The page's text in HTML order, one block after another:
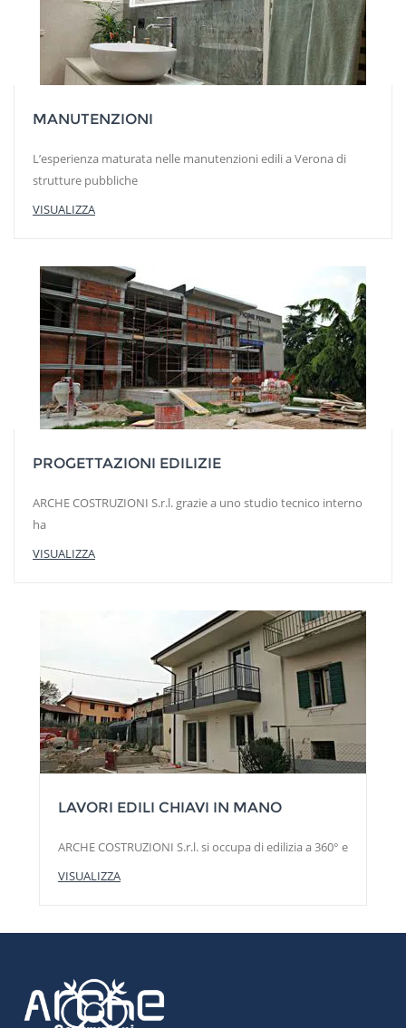
MANUTENZIONI
L’esperienza maturata nelle manutenzioni edili a Verona di
strutture pubbliche
VISUALIZZA
PROGETTAZIONI EDILIZIE
ARCHE COSTRUZIONI S.r.l. grazie a uno studio tecnico interno
ha
VISUALIZZA
LAVORI EDILI CHIAVI IN MANO
ARCHE COSTRUZIONI S.r.l. si occupa di edilizia a 360° e
VISUALIZZA